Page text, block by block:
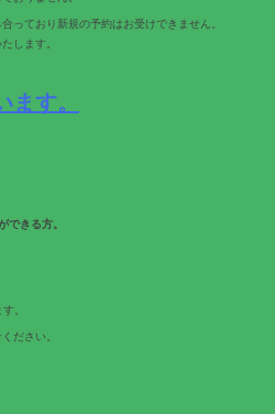
っており新規の予約はお受けできません。
します。
す。
きる方。
。
ださい。